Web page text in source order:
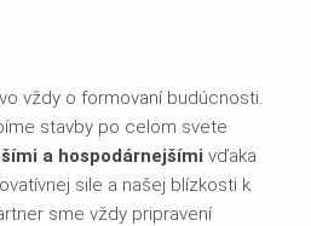
vždy o formovaní budúcnosti.
stavby po celom svete
a hospodárnejšími vďaka
sile a našej blízkosti k
sme vždy pripravení